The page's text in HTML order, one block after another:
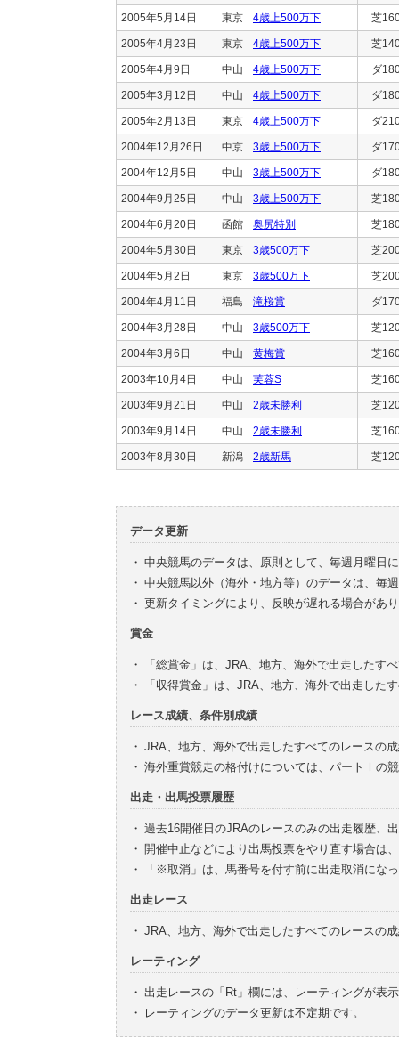
2005年5月14日 東京 4歳上500万下 芝
2005年4月23日 東京 4歳上500万下 芝
2005年4月9日 中山 4歳上500万下 ダ
2005年3月12日 中山 4歳上500万下 ダ
2005年2月13日 東京 4歳上500万下 ダ
2004年12月26日 中京 3歳上500万下 ダ
2004年12月5日 中山 3歳上500万下 ダ
2004年9月25日 中山 3歳上500万下 芝
2004年6月20日 函館 奥尻特別 芝
2004年5月30日 東京 3歳500万下 芝
2004年5月2日 東京 3歳500万下 芝
2004年4月11日 福島 滝桜賞 ダ
2004年3月28日 中山 3歳500万下 芝
2004年3月6日 中山 黄梅賞 芝
2003年10月4日 中山 芙蓉S 芝
2003年9月21日 中山 2歳未勝利 芝
2003年9月14日 中山 2歳未勝利 芝
2003年8月30日 新潟 2歳新馬 芝
データ更新
・ 中央競馬のデータは、原則として、毎週月曜日
・ 中央競馬以外（海外・地方等）のデータは、毎
・ 更新タイミングにより、反映が遅れる場合があ
賞金
・
「総賞金」は、JRA、地方、海外で出走したす
・
「収得賞金」は、JRA、地方、海外で出走した
レース成績、条件別成績
・ JRA、地方、海外で出走したすべてのレースの
・ 海外重賞競走の格付けについては、パートⅠの
出走・出馬投票履歴
・ 過去16開催日のJRAのレースのみの出走履歴、
・ 開催中止などにより出馬投票をやり直す場合は
・
「※取消」は、馬番号を付す前に出走取消にな
出走レース
・ JRA、地方、海外で出走したすべてのレースの
レーティング
・ 出走レースの「Rt」欄には、レーティングが表
・
レーティングのデータ更新は不定期です。